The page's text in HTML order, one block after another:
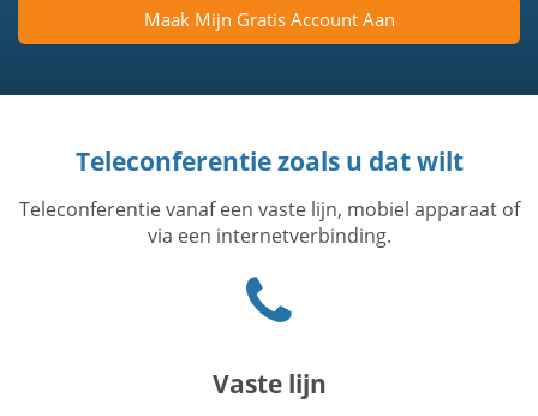
Maak Mijn Gratis Account Aan
Teleconferentie zoals u dat wilt
Teleconferentie vanaf een vaste lijn, mobiel apparaat of
via een internetverbinding.
icon
Vaste lijn